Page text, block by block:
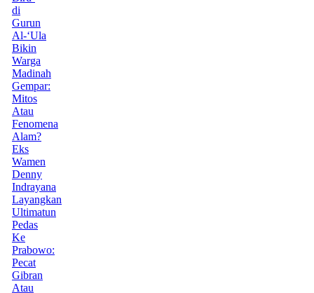
di
Gurun
Al-‘Ula
Bikin
Warga
Madinah
Gempar:
Mitos
Atau
Fenomena
Alam?
Eks
Wamen
Denny
Indrayana
Layangkan
Ultimatun
Pedas
Ke
Prabowo:
Pecat
Gibran
Atau